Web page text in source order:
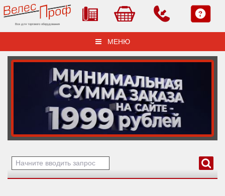
Все для торгового оборудования
МЕНЮ